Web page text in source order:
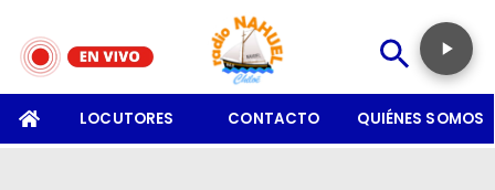
LOCUTORES CONTACTO QUIÉNES SOMOS